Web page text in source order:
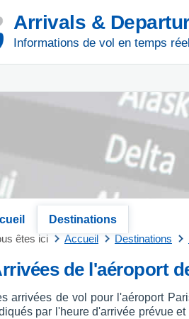
Arrivals &
Informations de vol en temps réel
Destinations
êtes ici
Accueil Destinations
de l'aéroport
arrivées de vol pour l'aéroport
par l'heure d'arrivée prévue